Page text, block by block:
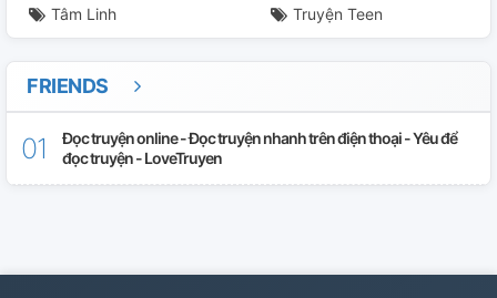
Tâm Linh Truyện Teen
FRIENDS
Đọc truyện online - Đọc truyện nhanh trên điện thoại - Yêu để
đọc truyện - LoveTruyen